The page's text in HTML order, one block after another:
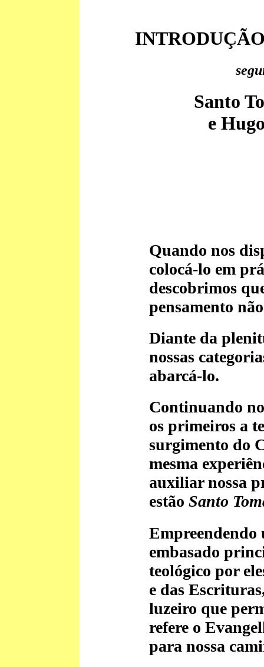
Santo
e
Quando nos
colocá-lo em
descobrimos
pensamento
Diante da
nossas
abarcá-lo.
Continuando
os primeiros a
surgimento do
mesma
auxiliar nossa
estão Santo
Empreendendo
embasado
teológico por
e das
luzeiro que
refere o
para nossa